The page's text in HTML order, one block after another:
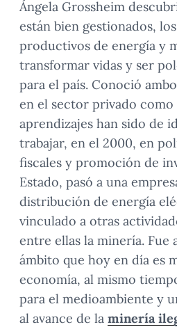
Ángela Grossheim
están bien gestionados,
productivos de energía y
transformar vidas y ser
para el país. Conoció
en el sector privado como
aprendizajes han sido de
trabajar, en el 2000, en
fiscales y promoción de
Estado, pasó a una
distribución de energía
vinculado a otras
entre ellas la minería. Fue
ámbito que hoy en día es
economía, al mismo
para el medioambiente y
al avance de la minería